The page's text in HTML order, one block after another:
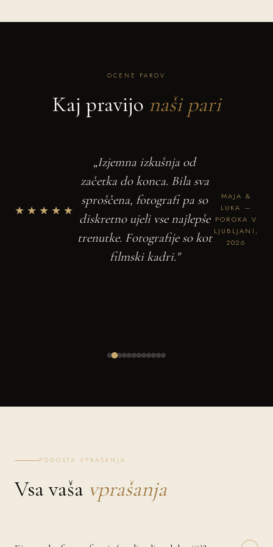
OCENE PAROV
Kaj pravijo naši pari
★★★★★
„Izjemna izkušnja od
začetka do konca. Bila sva
sproščena, fotografi pa so
diskretno ujeli vse najlepše
trenutke. Fotografije so kot
filmski kadri."
MAJA &
LUKA —
POROKA V
LJUBLJANI,
2026
POGOSTA VPRAŠANJA
Vsa vaša vprašanja